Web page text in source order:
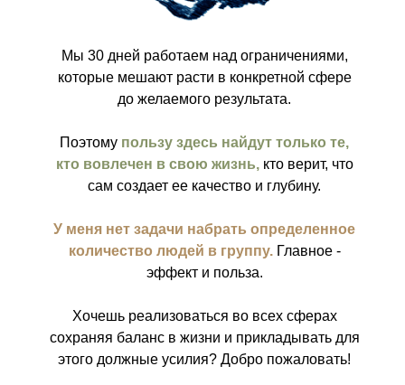
Мы 30 дней работаем над ограничениями,
которые мешают расти в конкретной сфере
до желаемого результата.
Поэтому пользу здесь найдут только те,
кто вовлечен в свою жизнь, кто верит, что
сам создает ее качество и глубину.
У меня нет задачи набрать определенное
количество людей в группу.Главное -
эффект и польза.
Хочешь реализоваться во всех сферах
сохраняя баланс в жизни и прикладывать для
этого должные усилия? Добро пожаловать!